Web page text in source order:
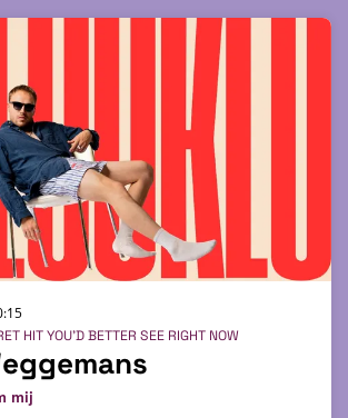
mij
HIT YOU'D BETTER SEE RIGHT NOW